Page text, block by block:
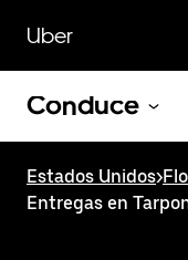
contenido
principal
Uber
Conduce
Estados Unidos>
Entregas en